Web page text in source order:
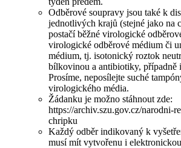
Odběrové soupravy jsou také k
jednotlivých krajů (stejné jako na
postačí běžné virologické
virologické odběrové médium či
médium, tj. isotonický roztok
bílkovinou a antibiotiky, případně
Prosíme, neposílejte suché
virologického média.
Žádanku je možno stáhnout zde:
https://archiv.szu.gov.cz/narodni-
chripku
Každý odběr indikovaný k
musí mít vytvořenu i